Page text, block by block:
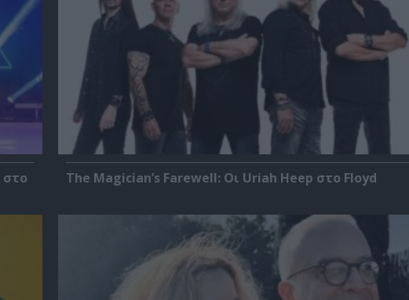
στο
The Magician’s Farewell: Οι Uriah Heep στο Floyd